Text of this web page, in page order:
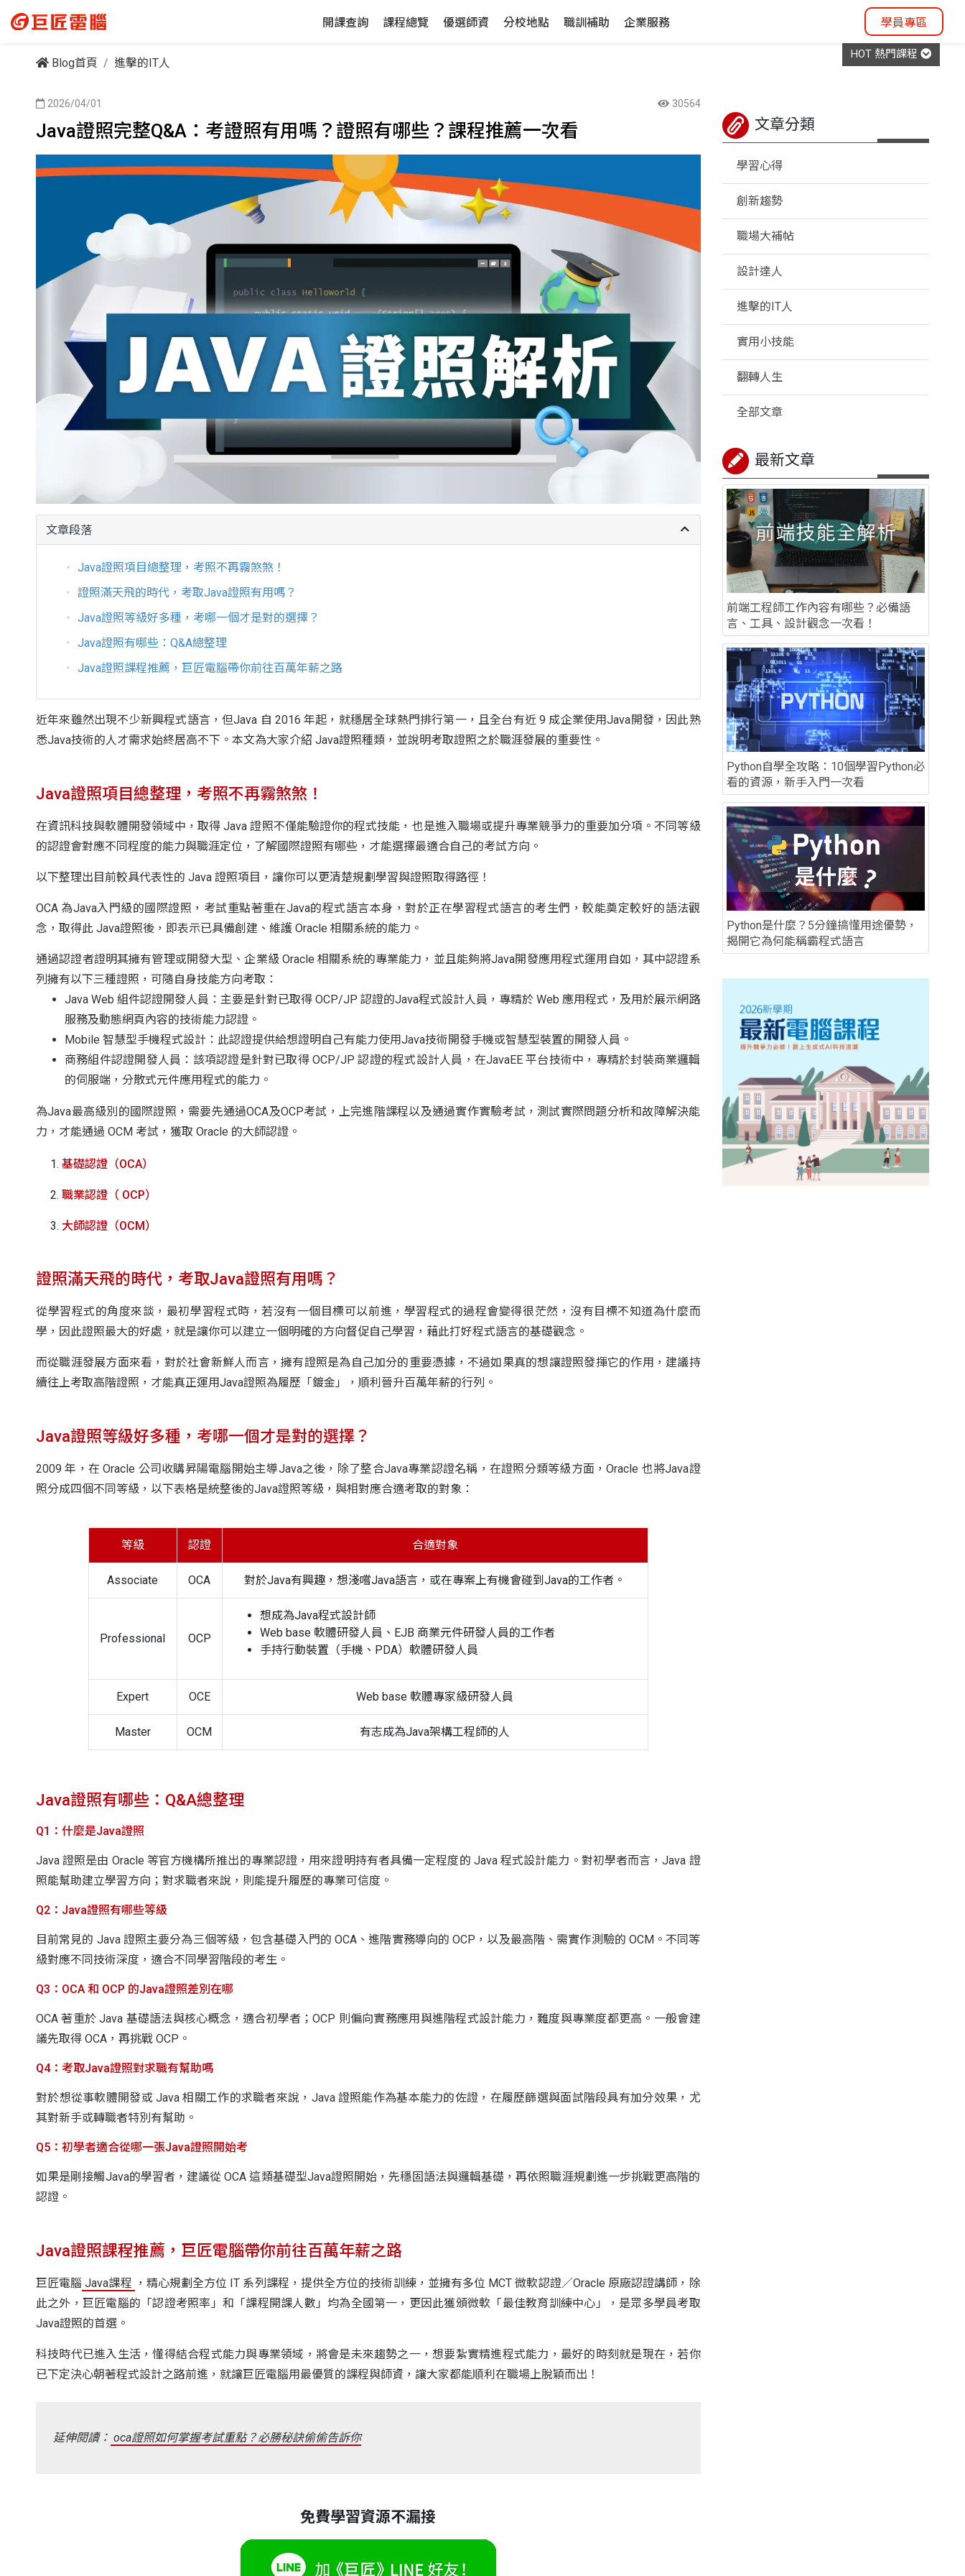
開課查詢 課程總覽 優選師資 分校地點 職訓補助 企業服務 學員專區
HOT 熱門課程
Blog首頁 進擊的IT人
2026/04/01 30564
Java證照完整Q&A：考證照有用嗎？證照有哪些？課程推薦一次看
文章段落
Java證照項目總整理，考照不再霧煞煞！
證照滿天飛的時代，考取Java證照有用嗎？
Java證照等級好多種，考哪一個才是對的選擇？
Java證照有哪些：Q&A總整理
Java證照課程推薦，巨匠電腦帶你前往百萬年薪之路
近年來雖然出現不少新興程式語言，但Java 自 2016 年起，就穩居全球熱門排行第一，且全台有近 9 成企業使用Java開發，因此熟
悉Java技術的人才需求始終居高不下。本文為大家介紹 Java證照種類，並說明考取證照之於職涯發展的重要性。
Java證照項目總整理，考照不再霧煞煞！
在資訊科技與軟體開發領域中，取得 Java 證照不僅能驗證你的程式技能，也是進入職場或提升專業競爭力的重要加分項。不同等級
的認證會對應不同程度的能力與職涯定位，了解國際證照有哪些，才能選擇最適合自己的考試方向。
以下整理出目前較具代表性的 Java 證照項目，讓你可以更清楚規劃學習與證照取得路徑！
OCA 為Java入門級的國際證照，考試重點著重在Java的程式語言本身，對於正在學習程式語言的考生們，較能奠定較好的語法觀
念，取得此 Java證照後，即表示已具備創建、維護 Oracle 相關系統的能力。
通過認證者證明其擁有管理或開發大型、企業級 Oracle 相關系統的專業能力，並且能夠將Java開發應用程式運用自如，其中認證系
列擁有以下三種證照，可隨自身技能方向考取：
Java Web 組件認證開發人員：主要是針對已取得 OCP/JP 認證的Java程式設計人員，專精於 Web 應用程式，及用於展示網路
服務及動態網頁內容的技術能力認證。
Mobile 智慧型手機程式設計：此認證提供給想證明自己有能力使用Java技術開發手機或智慧型裝置的開發人員。
商務組件認證開發人員：該項認證是針對已取得 OCP/JP 認證的程式設計人員，在JavaEE 平台技術中，專精於封裝商業邏輯
的伺服端，分散式元件應用程式的能力。
為Java最高級別的國際證照，需要先通過OCA及OCP考試，上完進階課程以及通過實作實驗考試，測試實際問題分析和故障解決能
力，才能通過 OCM 考試，獲取 Oracle 的大師認證。
基礎認證（OCA）
職業認證（ OCP）
大師認證（OCM）
證照滿天飛的時代，考取Java證照有用嗎？
從學習程式的角度來談，最初學習程式時，若沒有一個目標可以前進，學習程式的過程會變得很茫然，沒有目標不知道為什麼而
學，因此證照最大的好處，就是讓你可以建立一個明確的方向督促自己學習，藉此打好程式語言的基礎觀念。
而從職涯發展方面來看，對於社會新鮮人而言，擁有證照是為自己加分的重要憑據，不過如果真的想讓證照發揮它的作用，建議持
續往上考取高階證照，才能真正運用Java證照為履歷「鍍金」，順利晉升百萬年薪的行列。
Java證照等級好多種，考哪一個才是對的選擇？
2009 年，在 Oracle 公司收購昇陽電腦開始主導Java之後，除了整合Java專業認證名稱，在證照分類等級方面，Oracle 也將Java證
照分成四個不同等級，以下表格是統整後的Java證照等級，與相對應合適考取的對象：
等級 認證 合適對象
Associate OCA 對於Java有興趣，想淺嚐Java語言，或在專案上有機會碰到Java的工作者。
Professional OCP
想成為Java程式設計師
Web base 軟體研發人員、EJB 商業元件研發人員的工作者
手持行動裝置（手機、PDA）軟體研發人員
Expert OCE Web base 軟體專家級研發人員
Master OCM 有志成為Java架構工程師的人
Java證照有哪些：Q&A總整理
Q1：什麼是Java證照
Java 證照是由 Oracle 等官方機構所推出的專業認證，用來證明持有者具備一定程度的 Java 程式設計能力。對初學者而言，Java 證
照能幫助建立學習方向；對求職者來說，則能提升履歷的專業可信度。
Q2：Java證照有哪些等級
目前常見的 Java 證照主要分為三個等級，包含基礎入門的 OCA、進階實務導向的 OCP，以及最高階、需實作測驗的 OCM。不同等
級對應不同技術深度，適合不同學習階段的考生。
Q3：OCA 和 OCP 的Java證照差別在哪
OCA 著重於 Java 基礎語法與核心概念，適合初學者；OCP 則偏向實務應用與進階程式設計能力，難度與專業度都更高。一般會建
議先取得 OCA，再挑戰 OCP。
Q4：考取Java證照對求職有幫助嗎
對於想從事軟體開發或 Java 相關工作的求職者來說，Java 證照能作為基本能力的佐證，在履歷篩選與面試階段具有加分效果，尤
其對新手或轉職者特別有幫助。
Q5：初學者適合從哪一張Java證照開始考
如果是剛接觸Java的學習者，建議從 OCA 這類基礎型Java證照開始，先穩固語法與邏輯基礎，再依照職涯規劃進一步挑戰更高階的
認證。
Java證照課程推薦，巨匠電腦帶你前往百萬年薪之路
巨匠電腦 Java課程 ，精心規劃全方位 IT 系列課程，提供全方位的技術訓練，並擁有多位 MCT 微軟認證／Oracle 原廠認證講師，除
此之外，巨匠電腦的「認證考照率」和「課程開課人數」均為全國第一，更因此獲頒微軟「最佳教育訓練中心」，是眾多學員考取
Java證照的首選。
科技時代已進入生活，懂得結合程式能力與專業領域，將會是未來趨勢之一，想要紮實精進程式能力，最好的時刻就是現在，若你
已下定決心朝著程式設計之路前進，就讓巨匠電腦用最優質的課程與師資，讓大家都能順利在職場上脫穎而出！
延伸閱讀： oca證照如何掌握考試重點？必勝秘訣偷偷告訴你
免費學習資源不漏接
文章分類
學習心得
創新趨勢
職場大補帖
設計達人
進擊的IT人
實用小技能
翻轉人生
全部文章
最新文章
前端工程師工作內容有哪些？必備語
言、工具、設計觀念一次看！
Python自學全攻略：10個學習Python必
看的資源，新手入門一次看
Python是什麼？5分鐘搞懂用途優勢，
揭開它為何能稱霸程式語言